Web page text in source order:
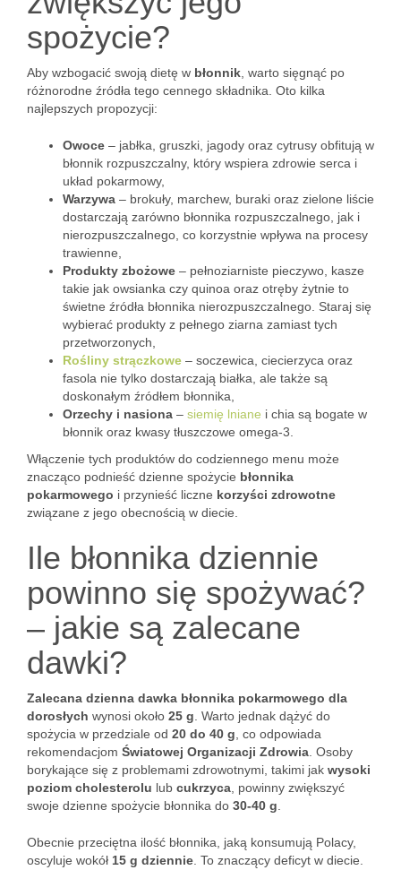
spożycie?
Aby wzbogacić swoją dietę w błonnik , warto sięgnąć po
różnorodne źródła tego cennego składnika. Oto kilka
najlepszych propozycji:
Owoce – jabłka, gruszki, jagody oraz cytrusy obfitują w
błonnik rozpuszczalny, który wspiera zdrowie serca i
układ pokarmowy,
Warzywa – brokuły, marchew, buraki oraz zielone liście
dostarczają zarówno błonnika rozpuszczalnego, jak i
nierozpuszczalnego, co korzystnie wpływa na procesy
trawienne,
Produkty zbożowe – pełnoziarniste pieczywo, kasze
takie jak owsianka czy quinoa oraz otręby żytnie to
świetne źródła błonnika nierozpuszczalnego. Staraj się
wybierać produkty z pełnego ziarna zamiast tych
przetworzonych,
Rośliny strączkowe – soczewica, ciecierzyca oraz
fasola nie tylko dostarczają białka, ale także są
doskonałym źródłem błonnika,
Orzechy i nasiona – siemię lniane i chia są bogate w
błonnik oraz kwasy tłuszczowe omega-3.
Włączenie tych produktów do codziennego menu może
znacząco podnieść dzienne spożycie błonnika
pokarmowego i przynieść liczne korzyści zdrowotne
związane z jego obecnością w diecie.
Ile błonnika dziennie
powinno się spożywać?
– jakie są zalecane
dawki?
Zalecana dzienna dawka błonnika pokarmowego dla
dorosłych wynosi około 25 g . Warto jednak dążyć do
spożycia w przedziale od 20 do 40 g , co odpowiada
rekomendacjom Światowej Organizacji Zdrowia . Osoby
borykające się z problemami zdrowotnymi, takimi jak wysoki
poziom cholesterolu lub cukrzyca , powinny zwiększyć
swoje dzienne spożycie błonnika do 30-40 g
Obecnie przeciętna ilość błonnika, jaką konsumują Polacy,
oscyluje wokół 15 g dziennie . To znaczący deficyt w diecie.